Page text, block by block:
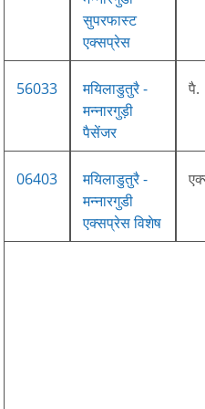
सुपरफास्ट
एक्सप्रेस
56033
मयिलाडुतुरै -
मन्नारगुड़ी
पैसेंजर
पै.
06403
मयिलाडुतुरै -
मन्नारगुडी
एक्सप्रेस विशेष